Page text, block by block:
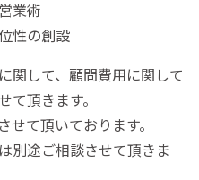
業術
性の創設
関して、顧問費用に関して
頂きます。
て頂いております。
途ご相談させて頂きま